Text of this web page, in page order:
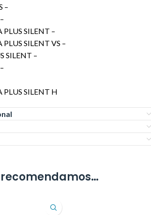
–
SILENT –
SILENT VS –
SILENT –
SILENT H